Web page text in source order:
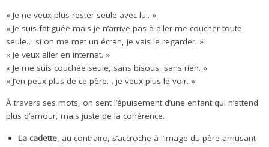
« Je ne veux plus rester seule avec lui. »
« Je suis fatiguée mais je n’arrive pas à aller me coucher toute
seule… si on me met un écran, je vais le regarder. »
« Je veux aller en internat. »
« Je me suis couchée seule, sans bisous, sans rien. »
« J’en peux plus de ce père… je veux plus le voir. »
À travers ses mots, on sent l’épuisement d’une enfant qui n’attend
plus d’amour, mais juste de la cohérence.
La cadette, au contraire, s’accroche à l’image du père amusant